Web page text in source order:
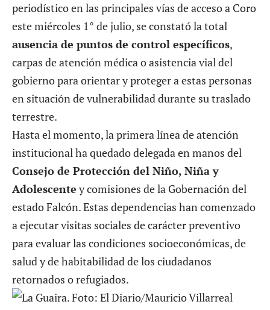
periodístico en las principales vías de acceso a Coro
este miércoles 1° de julio, se constató la total
ausencia de puntos de control específicos,
carpas de atención médica o asistencia vial del
gobierno para orientar y proteger a estas personas
en situación de vulnerabilidad durante su traslado
terrestre.
Hasta el momento, la primera línea de atención
institucional ha quedado delegada en manos del
Consejo de Protección del Niño, Niña y
Adolescente y comisiones de la Gobernación del
estado Falcón. Estas dependencias han comenzado
a ejecutar visitas sociales de carácter preventivo
para evaluar las condiciones socioeconómicas, de
salud y de habitabilidad de los ciudadanos
retornados o refugiados.